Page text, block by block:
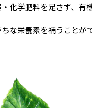
化学肥料を足さず、
な栄養素を補うことが